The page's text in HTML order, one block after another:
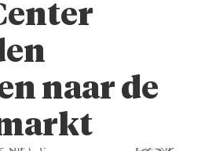
naar de